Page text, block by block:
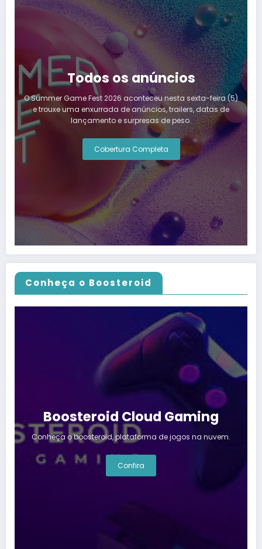
Todos os anúncios
O Summer Game Fest 2026 aconteceu nesta sexta-feira (5)
e trouxe uma enxurrada de anúncios, trailers, datas de
lançamento e surpresas de peso.
Cobertura Completa
Conheça o Boosteroid
Boosteroid Cloud Gaming
Conheça o boosteroid, plataforma de jogos na nuvem.
Confira